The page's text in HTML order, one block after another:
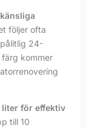
följer ofta
24-
kommer
liter för effektiv
till 10